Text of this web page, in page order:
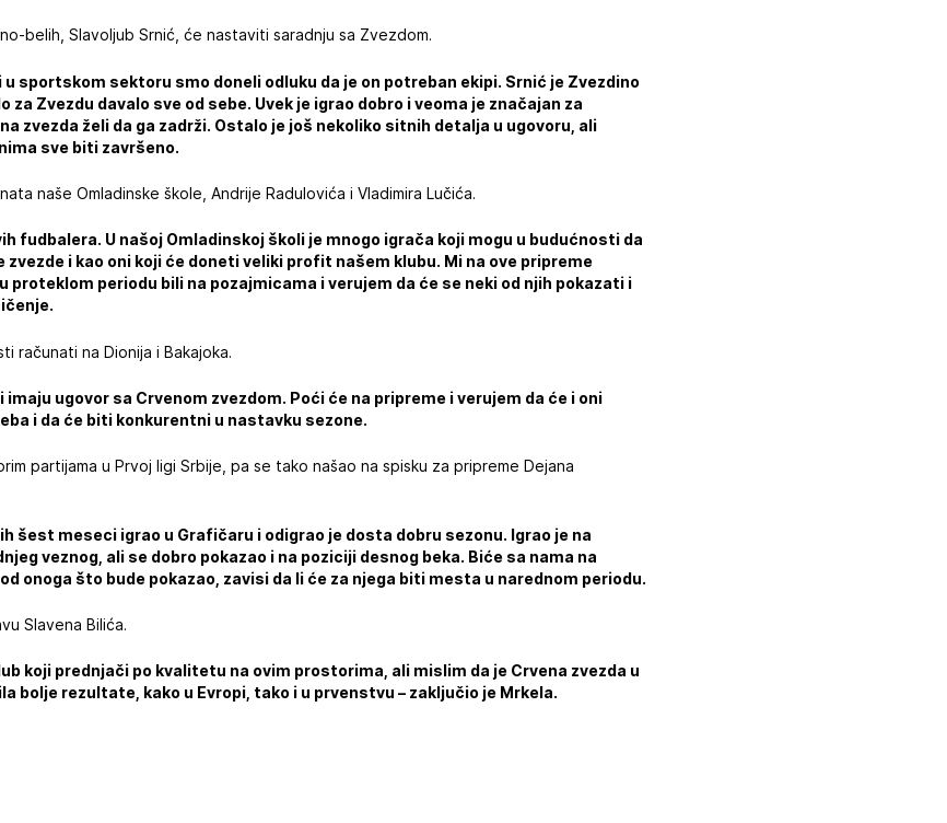
belih, Slavoljub Srnić, će nastaviti saradnju sa Zvezdom.
sportskom sektoru smo doneli odluku da je on potreban ekipi. Srnić je Zvezdino
za Zvezdu davalo sve od sebe. Uvek je igrao dobro i veoma je značajan za
zvezda želi da ga zadrži. Ostalo je još nekoliko sitnih detalja u ugovoru, ali
sve biti završeno.
naše Omladinske škole, Andrije Radulovića i Vladimira Lučića.
fudbalera. U našoj Omladinskoj školi je mnogo igrača koji mogu u budućnosti da
zvezde i kao oni koji će doneti veliki profit našem klubu. Mi na ove pripreme
proteklom periodu bili na pozajmicama i verujem da će se neki od njih pokazati i
računati na Dionija i Bakajoka.
imaju ugovor sa Crvenom zvezdom. Poći će na pripreme i verujem da će i oni
i da će biti konkurentni u nastavku sezone.
partijama u Prvoj ligi Srbije, pa se tako našao na spisku za pripreme Dejana
šest meseci igrao u Grafičaru i odigrao je dosta dobru sezonu. Igrao je na
veznog, ali se dobro pokazao i na poziciji desnog beka. Biće sa nama na
onoga što bude pokazao, zavisi da li će za njega biti mesta u narednom periodu.
Slavena Bilića.
koji prednjači po kvalitetu na ovim prostorima, ali mislim da je Crvena zvezda u
bolje rezultate, kako u Evropi, tako i u prvenstvu – zaključio je Mrkela.